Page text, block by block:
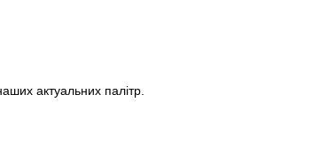
актуальних палітр.